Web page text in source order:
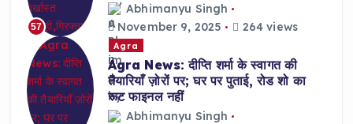
57
Abhimanyu Singh
November 9, 2025
264 views
Agra
Agra News: दीप्ति शर्मा के स्वागत की
तैयारियाँ ज़ोरों पर; घर पर पुताई, रोड शो का
रूट फाइनल नहीं
Abhimanyu Singh